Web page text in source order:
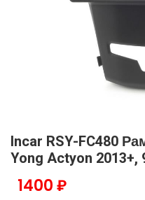
Incar RSY-FC480
Yong Actyon 2013+,
1400 ₽